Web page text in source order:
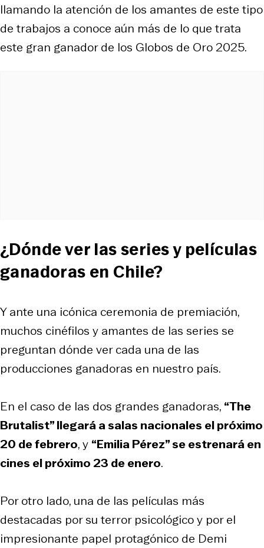
llamando la atención de los amantes de este tipo
de trabajos a conoce aún más de lo que trata
este gran ganador de los Globos de Oro 2025.
¿Dónde ver las series y películas
ganadoras en Chile?
Y ante una icónica ceremonia de premiación,
muchos cinéfilos y amantes de las series se
preguntan dónde ver cada una de las
producciones ganadoras en nuestro país.
En el caso de las dos grandes ganadoras, “The
Brutalist” llegará a salas nacionales el próximo
20 de febrero, y “Emilia Pérez” se estrenará en
cines el próximo 23 de enero.
Por otro lado, una de las películas más
destacadas por su terror psicológico y por el
impresionante papel protagónico de Demi